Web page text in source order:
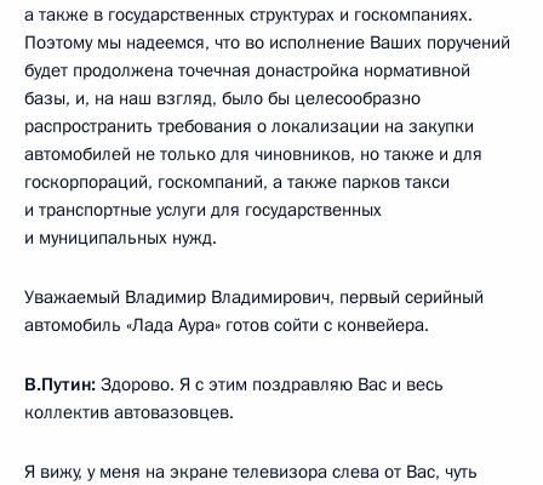
а также в государственных структурах и госкомпаниях.
Поэтому мы надеемся, что во исполнение Ваших поручений
будет продолжена точечная донастройка нормативной
базы, и, на наш взгляд, было бы целесообразно
распространить требования о локализации на закупки
автомобилей не только для чиновников, но также и для
госкорпораций, госкомпаний, а также парков такси
и транспортные услуги для государственных
и муниципальных нужд.
Уважаемый Владимир Владимирович, первый серийный
автомобиль «Лада Аура» готов сойти с конвейера.
В.Путин: Здорово. Я с этим поздравляю Вас и весь
коллектив автовазовцев.
Я вижу, у меня на экране телевизора слева от Вас, чуть